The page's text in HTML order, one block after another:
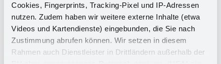
Cookies, Fingerprints, Tracking-Pixel und IP-Adressen
nutzen. Zudem haben wir weitere externe Inhalte (etwa
Videos und Kartendienste) eingebunden, die Sie nach
Zustimmung abrufen können. Wir setzen in diesem
Rahmen auch Dienstleister in Drittländern außerhalb der